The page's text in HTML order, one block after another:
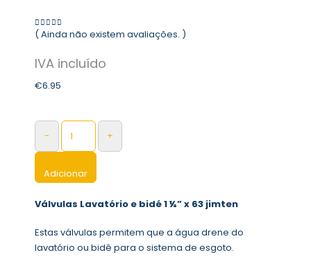
0 out of 5
( Ainda não existem avaliações. )
€6.95
- +
Adicionar
Válvulas Lavatório e bidé 1 ½” x 63 jimten
Estas válvulas permitem que a água drene do
lavatório ou bidê para o sistema de esgoto.